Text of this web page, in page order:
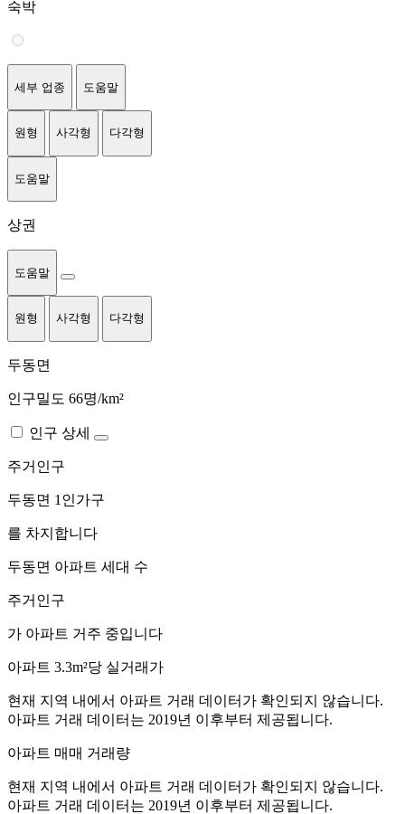
숙박
세부 업종 도움말
원형 사각형 다각형
도움말
상권
도움말
원형 사각형 다각형
두동면
인구밀도 66명/km²
인구 상세
주거인구
두동면 1인가구
를 차지합니다
두동면 아파트 세대 수
주거인구
가 아파트 거주 중입니다
아파트 3.3m²당 실거래가
현재 지역 내에서 아파트 거래 데이터가 확인되지 않습니다.
아파트 거래 데이터는 2019년 이후부터 제공됩니다.
아파트 매매 거래량
현재 지역 내에서 아파트 거래 데이터가 확인되지 않습니다.
아파트 거래 데이터는 2019년 이후부터 제공됩니다.